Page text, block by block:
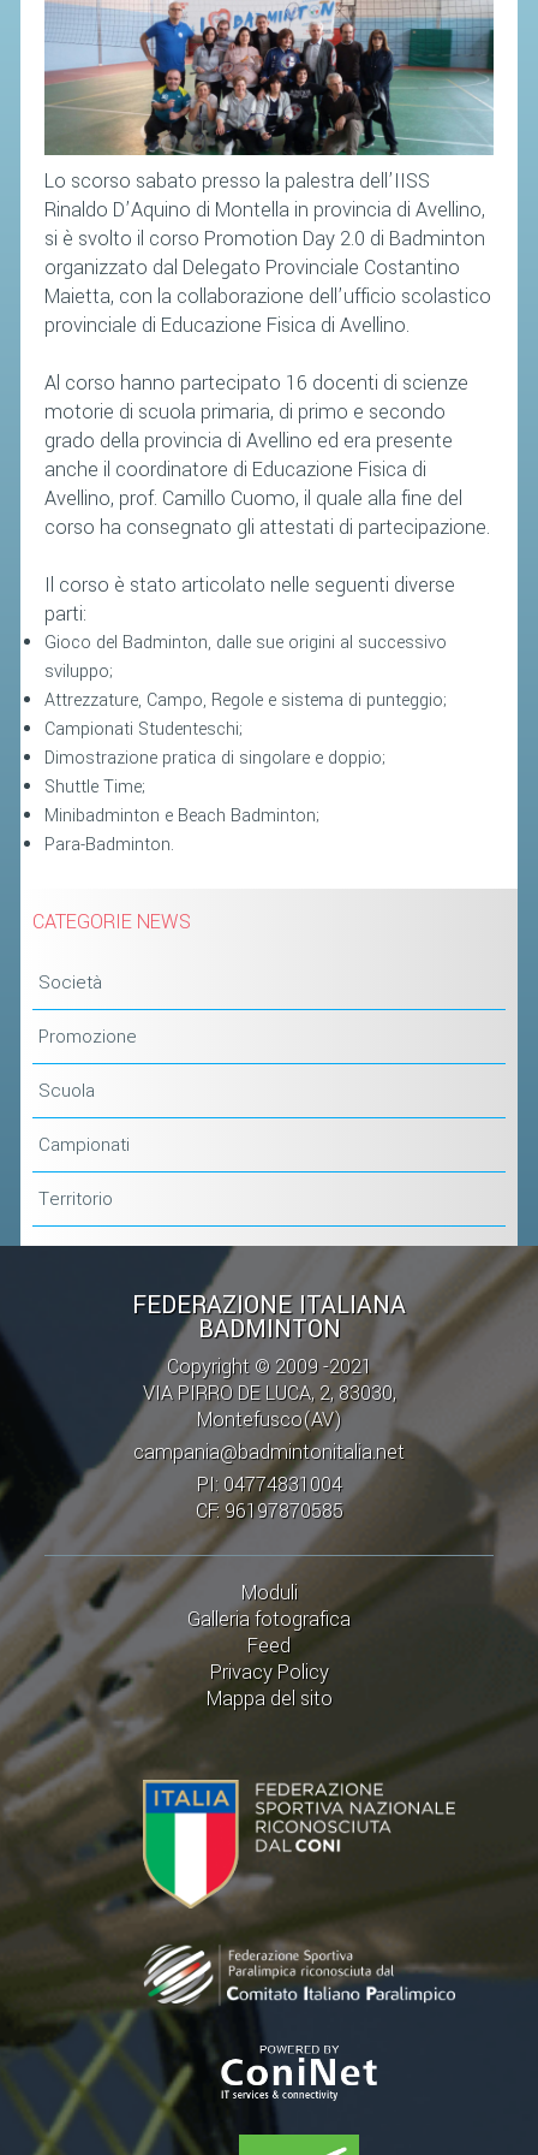
Lo scorso sabato presso la palestra dell’IISS
Rinaldo D’Aquino di Montella in provincia di Avellino,
si è svolto il corso Promotion Day 2.0 di Badminton
organizzato dal Delegato Provinciale Costantino
Maietta, con la collaborazione dell’ufficio scolastico
provinciale di Educazione Fisica di Avellino.
Al corso hanno partecipato 16 docenti di scienze
motorie di scuola primaria, di primo e secondo
grado della provincia di Avellino ed era presente
anche il coordinatore di Educazione Fisica di
Avellino, prof. Camillo Cuomo, il quale alla fine del
corso ha consegnato gli attestati di partecipazione.
Il corso è stato articolato nelle seguenti diverse
parti:
Gioco del Badminton, dalle sue origini al successivo
sviluppo;
Attrezzature, Campo, Regole e sistema di punteggio;
Campionati Studenteschi;
Dimostrazione pratica di singolare e doppio;
Shuttle Time;
Minibadminton e Beach Badminton;
Para-Badminton.
CATEGORIE NEWS
Società
Promozione
Scuola
Campionati
Territorio
FEDERAZIONE ITALIANA
BADMINTON
Copyright © 2009 -2021
VIA PIRRO DE LUCA, 2, 83030,
Montefusco(AV)
campania@badmintonitalia.net
PI: 04774831004
CF: 96197870585
Moduli
Galleria fotografica
Feed
Privacy Policy
Mappa del sito
CALENDARIO
FIBA NAZIONALE